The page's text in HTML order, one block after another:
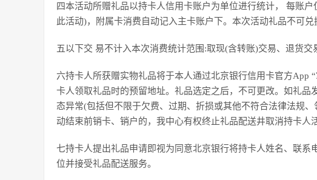
四本活动所赠礼品以持卡人信用卡账户为单位进行统计， 每账
此活动)，附属卡消费自动记入主卡账户下。本次活动礼品不可兑
五以下交 易不计入本次消费统计范围:取现(含转账)交易、退货交
六持卡人所获赠实物礼品将于本人通过北京银行信用卡官方App
卡人领取礼品时的预留地址。礼品选定之后，不可更改。如礼
态异常(包括但不限于欠费、过期、折损或其他不符合法律法规
动结束前销卡、销户的，我中心有权终止礼品配送井取消持卡人
七持卡人提出礼品申请即视为同意北京银行将持卡人姓名、联
位并接受礼品配送服务。